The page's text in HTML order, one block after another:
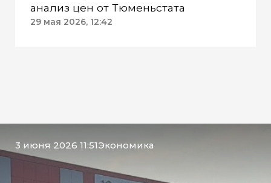
анализ цен от Тюменьстата
29 мая 2026, 12:42
3 июня 2026 11:51Экономика